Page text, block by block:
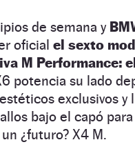
de semana y
oficial el sexto
M Performance:
potencia su lado
exclusivos y
bajo el capó
¿futuro? X4 M.